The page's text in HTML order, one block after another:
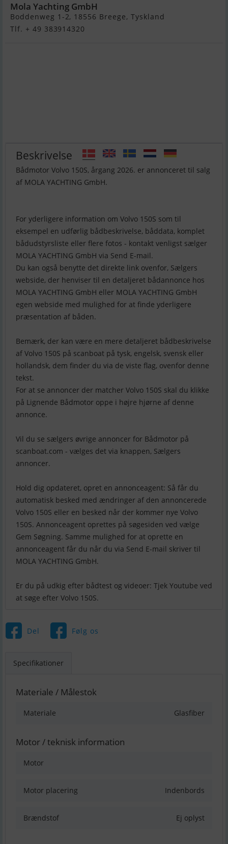
Mola Yachting GmbH
Boddenweg 1-2, 18556 Breege, Tyskland
Tlf. + 49 383914320
Beskrivelse
Bådmotor Volvo 150S, årgang 2026. er annonceret til salg
af MOLA YACHTING GmbH.
For yderligere information om Volvo 150S som til
eksempel en udførlig bådbeskrivelse, båddata, komplet
bådudstyrsliste eller flere fotos - kontakt venligst sælger
MOLA YACHTING GmbH via Send E-mail.
Du kan også benytte det direkte link ovenfor, Sælgers
webside, der henviser til en detaljeret bådannonce hos
MOLA YACHTING GmbH eller MOLA YACHTING GmbH
egen webside med mulighed for at finde yderligere
præsentation af båden.
Bemærk, der kan være en mere detaljeret bådbeskrivelse
af Volvo 150S på scanboat på tysk, engelsk, svensk eller
hollandsk, dem finder du via de viste flag, ovenfor denne
tekst.
For at se annoncer der matcher Volvo 150S skal du klikke
på Lignende Bådmotor oppe i højre hjørne af denne
annonce.
Vil du se sælgers øvrige annoncer for Bådmotor på
scanboat.com - vælges det via knappen, Sælgers
annoncer.
Hold dig opdateret, opret en annonceagent: Så får du
automatisk besked med ændringer af den annoncerede
Volvo 150S eller en besked når der kommer nye Volvo
150S. Annonceagent oprettes på søgesiden ved vælge
Gem Søgning. Samme mulighed for at oprette en
annonceagent får du når du via Send E-mail skriver til
MOLA YACHTING GmbH.
Er du på udkig efter bådtest og videoer: Tjek Youtube ved
Del Følg os
Specifikationer
Materiale / Målestok
Materiale Glasfiber
Motor / teknisk information
Motor
Motor placering Indenbords
Brændstof Ej oplyst